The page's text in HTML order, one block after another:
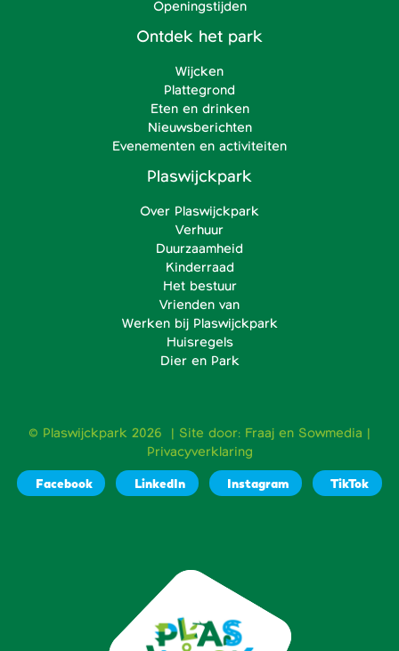
Openingstijden
Ontdek het park
Wijcken
Plattegrond
Eten en drinken
Nieuwsberichten
Evenementen en activiteiten
Plaswijckpark
Over Plaswijckpark
Verhuur
Duurzaamheid
Kinderraad
Het bestuur
Vrienden van
Werken bij Plaswijckpark
Huisregels
Dier en Park
© Plaswijckpark 2026 | Site door: Fraaj en Sowmedia |
Privacyverklaring
Facebook
LinkedIn Instagram TikTok